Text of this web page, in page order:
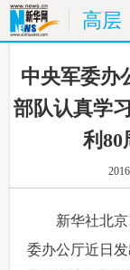
高层
首页
娱乐
科技
中央军委办
部队认真学
利80
新华社北京
委办公厅近日